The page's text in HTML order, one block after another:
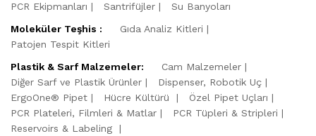
PCR Ekipmanları
Santrifüjler
Su Banyoları
Moleküler Teşhis :
Gıda Analiz Kitleri
Patojen Tespit Kitleri
Plastik & Sarf Malzemeler:
Cam Malzemeler
Diğer Sarf ve Plastik Ürünler
Dispenser, Robotik Uç
ErgoOne® Pipet
Hücre Kültürü
Özel Pipet Uçları
PCR Plateleri, Filmleri & Matlar
PCR Tüpleri & Stripleri
Reservoirs & Labeling